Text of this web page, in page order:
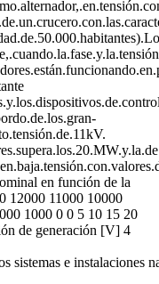
en función de la
12000 11000 10000
1000 0 0 5 10 15 20
de generación [V] 4
sistemas e instalaciones